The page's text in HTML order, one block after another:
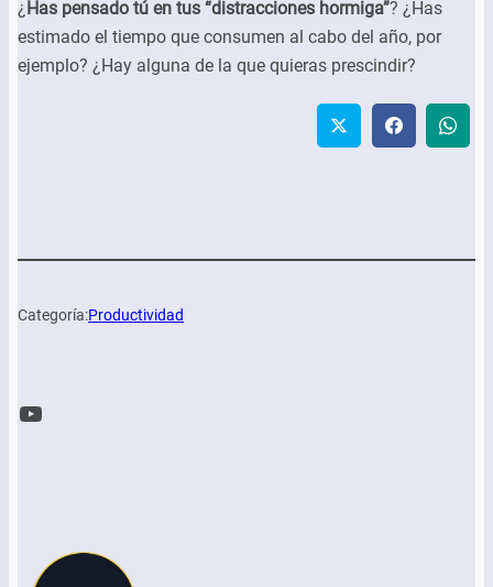
¿ Has pensado tú en tus “distracciones hormiga”? ¿Has
estimado el tiempo que consumen al cabo del año, por
ejemplo? ¿Hay alguna de la que quieras prescindir?
Categoría:Productividad
YouTube